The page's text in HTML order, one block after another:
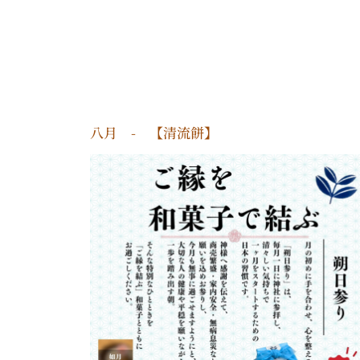
八月 - 【清流餅】